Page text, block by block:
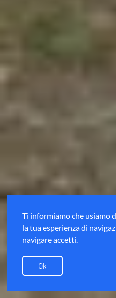
Ti informiamo che usiamo
la tua esperienza di
navigare accetti.
Ok